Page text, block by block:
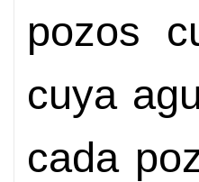
pozos
cuya
cada